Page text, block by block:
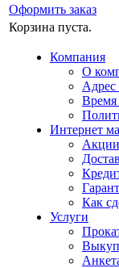
Оформить заказ
Корзина пуста.
Компания
О
Адрес
Время
Интернет
Акции
Как
Услуги
Выкуп